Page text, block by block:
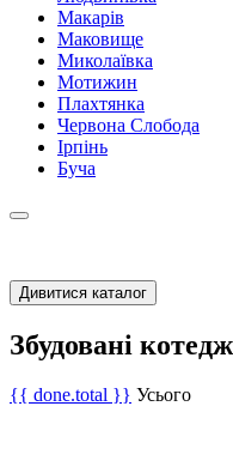
Макарів
Маковище
Миколаївка
Мотижин
Плахтянка
Червона Слобода
Ірпінь
Буча
Дивитися каталог
Збудовані
{{ done.total }} Усього